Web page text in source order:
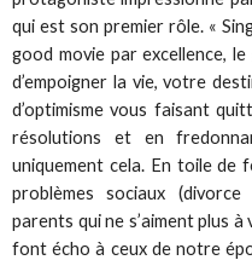
qui est son premier rôle. «
good movie par excellence,
d’empoigner la vie, votre
d’optimisme vous faisant
résolutions et en
uniquement cela. En toile de
problèmes sociaux
parents qui ne s’aiment plus
font écho à ceux de notre